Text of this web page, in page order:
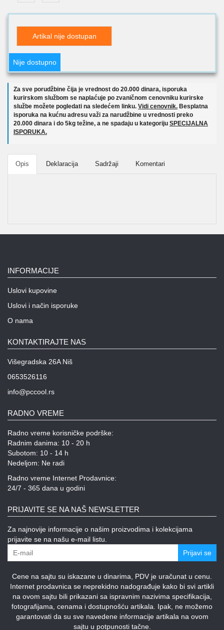
Artikal nije dostupan
Nije dostupno
Za sve porudžbine čija je vrednost do 20.000 dinara, isporuka
kurirskom službom se naplaćuje po zvaničnom cenovniku kurirske
službe možete pogledati na sledećem linku. Vidi cenovnik. Besplatna
isporuka na kućnu adresu važi za narudžbine u vrednosti preko
20.000 dinara i do 5kg težine, a ne spadaju u kategoriju SPECIJALNA
ISPORUKA.
Opis Deklaracija Sadržaji Komentari
INFORMACIJE
Uslovi kupovine
Uslovi i način isporuke
O nama
KONTAKTIRAJTE NAS
Višegradska 26A Niš
0653526116
info@pccool.rs
RADNO VREME
Radno vreme korisničke podrške:
Radnim danima: 10 - 20 h
Subotom: 10 - 14 h
Nedeljom: Ne radi
Radno vreme Internet Prodavnice:
24/7 - 365 dana u godini
PRIJAVITE SE NA NAŠ NEWSLETTER
Za najnovije informacije o našim proizvodima i kolekcijama
prijavite se na našu e-mail listu.
Prijavi se
Cene na sajtu su iskazane u dinarima, PDV je uračunat u cenu.
Internet prodavnica se neprekidno nadograđuje kako bi svi artikli
na ovom sajtu bili prikazani sa ispravnim nazivima specifikacija,
fotografijama, cenama i dostupnošću artikala. Ipak, ne možemo
garantovati da su sve navedene informacije artikala na ovom
sajtu u potpunosti tačne.